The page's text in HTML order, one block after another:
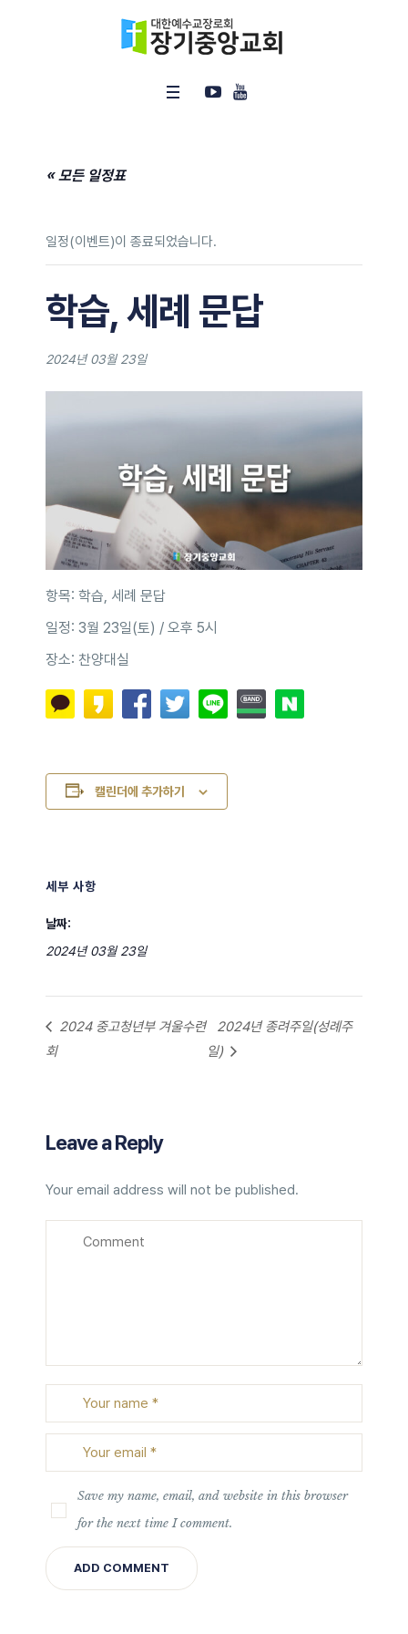
« 모든 일정표
일정(이벤트)이 종료되었습니다.
학습, 세례 문답
2024년 03월 23일
항목: 학습, 세례 문답
일정: 3월 23일(토) / 오후 5시
장소: 찬양대실
캘린더에 추가하기
세부 사항
날짜:
2024년 03월 23일
2024 중고청년부 겨울수련
회
2024년 종려주일(성례주
일)
Leave a Reply
Your email address will not be published.
Save my name, email, and website in this browser
for the next time I comment.